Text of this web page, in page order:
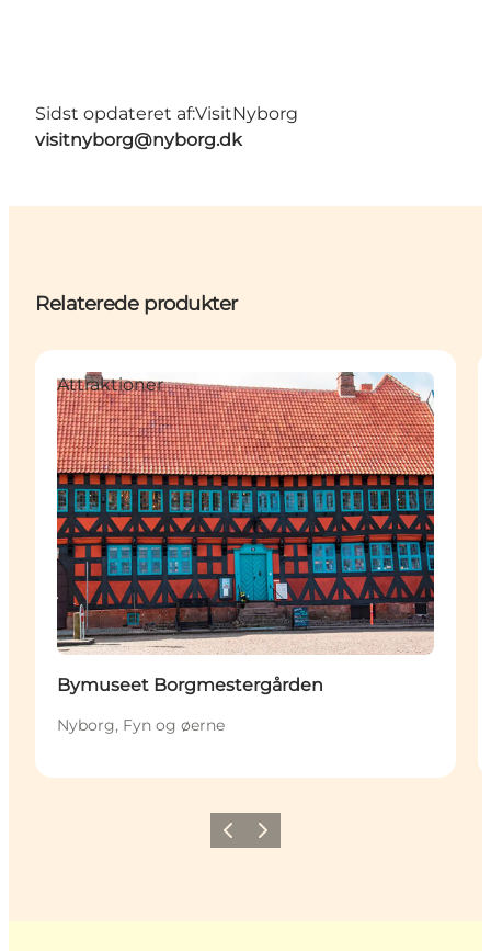
Sidst opdateret af:VisitNyborg
visitnyborg@nyborg.dk
Relaterede produkter
Attraktioner
Bymuseet Borgmestergården
Nyborg, Fyn og øerne
ForrigeNæste